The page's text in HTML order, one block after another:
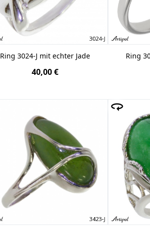
Ring 3024-J mit echter Jade
40,00 €
Ring